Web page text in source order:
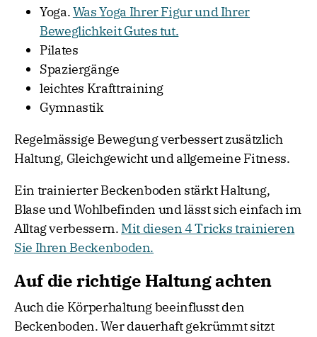
Yoga.Was Yoga Ihrer Figur und Ihrer
Beweglichkeit Gutes tut.
Pilates
Spaziergänge
leichtes Krafttraining
Gymnastik
Regelmässige Bewegung verbessert zusätzlich
Haltung, Gleichgewicht und allgemeine Fitness.
Ein trainierter Beckenboden stärkt Haltung,
Blase und Wohlbefinden und lässt sich einfach im
Alltag verbessern. Mit diesen 4 Tricks trainieren
Sie Ihren Beckenboden.
Auf die richtige Haltung achten
Auch die Körperhaltung beeinflusst den
Beckenboden. Wer dauerhaft gekrümmt sitzt